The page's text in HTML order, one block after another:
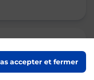
accepter et fermer
08h15